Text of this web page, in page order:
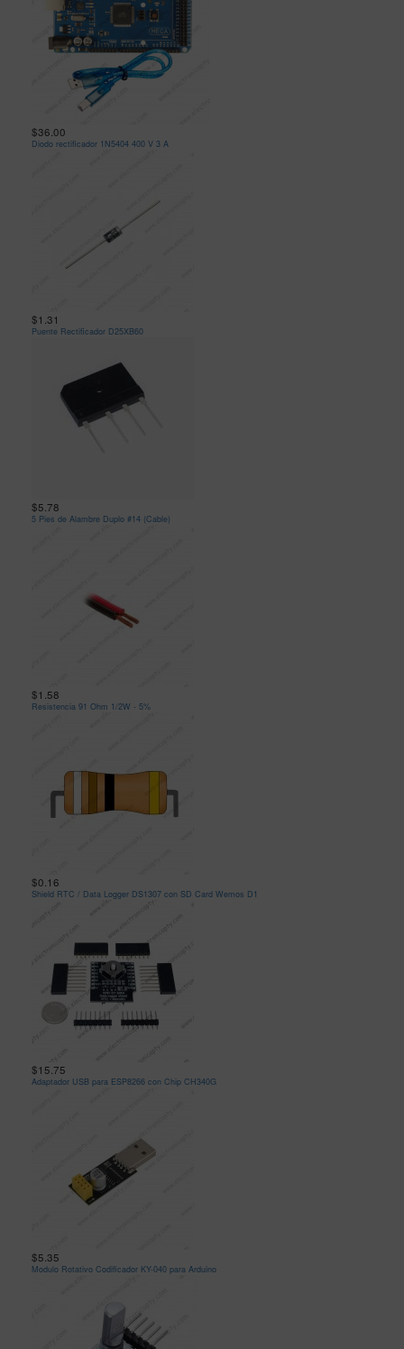
$36.00
Diodo rectificador 1N5404 400 V 3 A
$1.31
Puente Rectificador D25XB60
$5.78
5 Pies de Alambre Duplo #14 (Cable)
$1.58
Resistencia 91 Ohm 1/2W - 5%
$0.16
Shield RTC / Data Logger DS1307 con SD Card Wemos D1
$15.75
Adaptador USB para ESP8266 con Chip CH340G
$5.35
Modulo Rotativo Codificador KY-040 para Arduino